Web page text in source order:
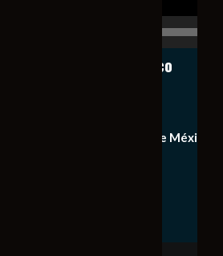
Notiexpress de México
Equipo de Notiexpress de México